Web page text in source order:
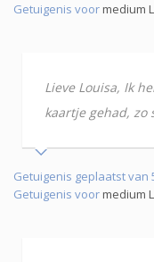
Getuigenis voormedium
Lieve Louisa, Ik
kaartje gehad, zo
Getuigenis geplaatst van
Getuigenis voormedium